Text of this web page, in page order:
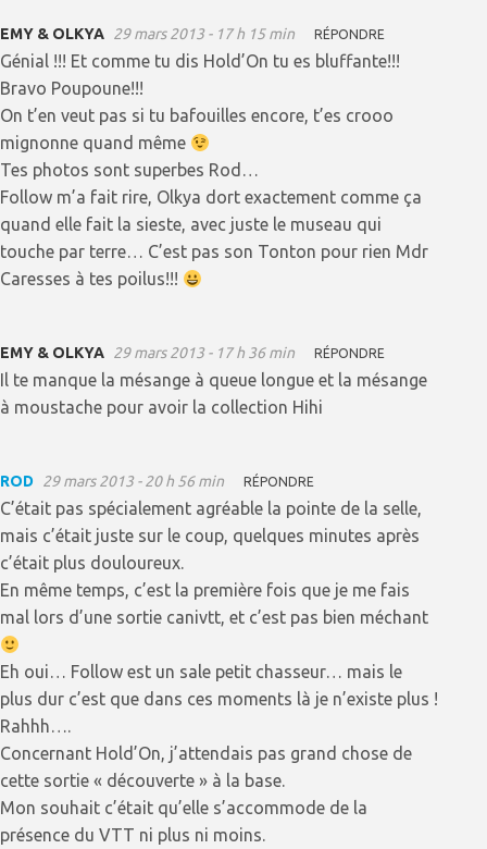
EMY & OLKYA 29 mars 2013 - 17 h 15 min RÉPONDRE
Génial !!! Et comme tu dis Hold’On tu es bluffante!!!
Bravo Poupoune!!!
On t’en veut pas si tu bafouilles encore, t’es crooo
mignonne quand même
Tes photos sont superbes Rod…
Follow m’a fait rire, Olkya dort exactement comme ça
quand elle fait la sieste, avec juste le museau qui
touche par terre… C’est pas son Tonton pour rien Mdr
Caresses à tes poilus!!!
EMY & OLKYA 29 mars 2013 - 17 h 36 min RÉPONDRE
Il te manque la mésange à queue longue et la mésange
à moustache pour avoir la collection Hihi
ROD 29 mars 2013 - 20 h 56 min RÉPONDRE
C’était pas spécialement agréable la pointe de la selle,
mais c’était juste sur le coup, quelques minutes après
c’était plus douloureux.
En même temps, c’est la première fois que je me fais
mal lors d’une sortie canivtt, et c’est pas bien méchant
Eh oui… Follow est un sale petit chasseur… mais le
plus dur c’est que dans ces moments là je n’existe plus !
Rahhh….
Concernant Hold’On, j’attendais pas grand chose de
cette sortie « découverte » à la base.
Mon souhait c’était qu’elle s’accommode de la
présence du VTT ni plus ni moins.